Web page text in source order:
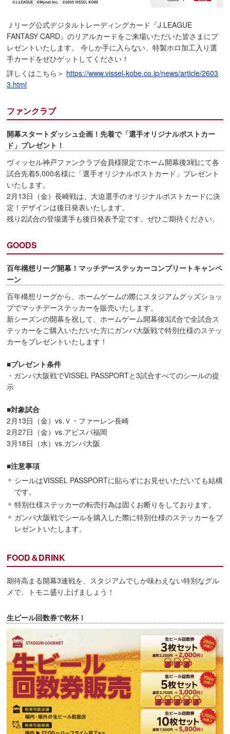
Ｊリーグ公式デジタルトレーディングカード『J.LEAGUE
FANTASY CARD』のリアルカードをご来場いただいた皆さまにプ
レゼントいたします。 今しか手に入らない、特製ホロ加工入り選
手カードをぜひゲットしてください！
詳しくはこちら＞ https://www.vissel-kobe.co.jp/news/article/2603
3.html
ファンクラブ
開幕スタートダッシュ企画！先着で「選手オリジナルポストカー
ド」プレゼント！
ヴィッセル神戸ファンクラブ会員様限定でホーム開幕後3戦にて各
試合先着5,000名様に「選手オリジナルポストカード」プレゼント
いたします。
2月13日（金）長崎戦は、大迫選手のオリジナルポストカードに決
定！デザインは後日発表いたします。
残り2試合の登場選手も後日発表予定です。ぜひご期待ください。
GOODS
百年構想リーグ開幕！マッチデーステッカーコンプリートキャンペ
ーン
百年構想リーグから、ホームゲームの際にスタジアムグッズショッ
プでマッチデーステッカーを販売いたします。
新シーズンの開幕を祝して、ホームゲーム開幕後3試合で全試合ス
テッカーをご購入いただいた方にガンバ大阪戦で特別仕様のステッ
カーをプレゼントいたします！
■プレゼント条件
・ガンバ大阪戦でVISSEL PASSPORTと3試合すべてのシールの提
示
■対象試合
2月13日（金）vs.Ｖ・ファーレン長崎
2月27日（金）vs.アビスパ福岡
3月18日（水）vs.ガンバ大阪
■注意事項
シールはVISSEL PASSPORTに貼らずにお見せいただいても結構
です。
特別仕様ステッカーの転売行為は固くお断りをしております。
ガンバ大阪戦でシールを購入した際に特別仕様のステッカーをプ
レゼントいたします。
FOOD＆DRINK
期待高まる開幕3連戦を、スタジアムでしか味わえない特別なグル
メで、トモニ盛り上げましょう！
生ビール回数券で乾杯！